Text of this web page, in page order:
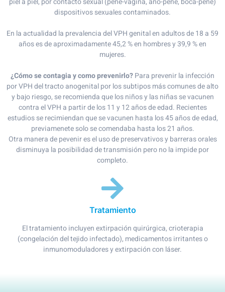
dispositivos sexuales contaminados.
En la actualidad la prevalencia del VPH genital en adultos de 18 a 59
años es de aproximadamente 45,2 % en hombres y 39,9 % en
mujeres.
¿Cómo se contagia y como prevenirlo?Para prevenir la infección
por VPH del tracto anogenital por los subtipos más comunes de alto
y bajo riesgo, se recomienda que los niños y las niñas se vacunen
contra el VPH a partir de los 11 y 12 años de edad. Recientes
estudios se recimiendan que se vacunen hasta los 45 años de edad,
previamenete solo se comendaba hasta los 21 años.
Otra manera de pevenir es el uso de preservativos y barreras orales
disminuya la posibilidad de transmisión pero no la impide por
completo.
Tratamiento
El tratamiento incluyen extirpación quirúrgica, crioterapia
(congelación del tejido infectado), medicamentos irritantes o
inmunomoduladores y extirpación con láser.